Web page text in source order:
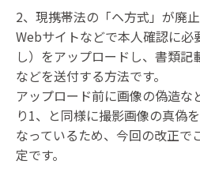
2、現携帯法の「ヘ方式」が廃
Webサイトなどで本人確認に
し）をアップロードし、書類
などを送付する方法です。
アップロード前に画像の偽造な
り1、と同様に撮影画像の真偽
なっているため、今回の改正で
定です。